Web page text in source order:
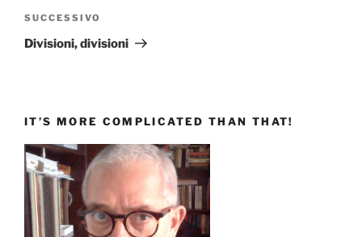
Articolo
successivo
SUCCESSIVO
Divisioni, divisioni
IT’S MORE COMPLICATED THAN THAT!